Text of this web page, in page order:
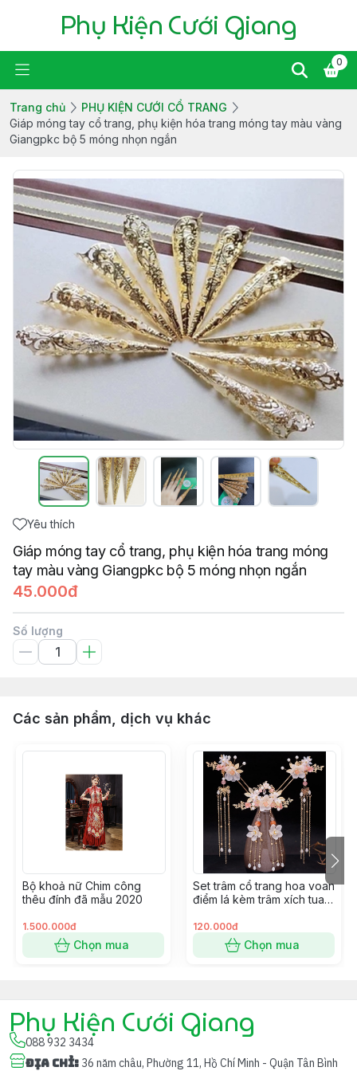
Phụ Kiện Cưới Giang
0
Trang chủ
PHỤ KIỆN CƯỚI CỔ TRANG
Giáp móng tay cổ trang, phụ kiện hóa trang móng tay màu vàng
Giangpkc bộ 5 móng nhọn ngắn
Yêu thích
Giáp móng tay cổ trang, phụ kiện hóa trang móng
tay màu vàng Giangpkc bộ 5 móng nhọn ngắn
45.000đ
Số lượng
Các sản phẩm, dịch vụ khác
Bộ khoả nữ Chim công
thêu đính đã mẫu 2020
1.500.000đ
Chọn mua
Set trâm cổ trang hoa voan
điểm lá kèm trâm xích tua
120.000đ
Chọn mua
Phụ Kiện Cưới Giang
088 932 3434
Địa chỉ: 36 năm châu, Phường 11, Hồ Chí Minh - Quận Tân Bình